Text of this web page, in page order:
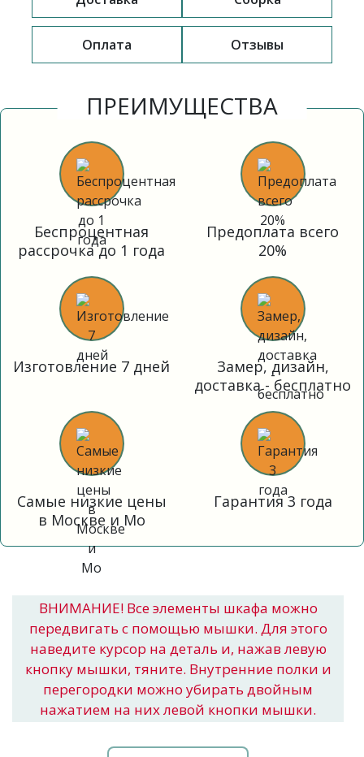
Оплата Отзывы
ПРЕИМУЩЕСТВА
Беспроцентная
рассрочка до 1 года
Предоплата всего
20%
Изготовление 7 дней
Замер, дизайн,
доставка - бесплатно
Самые низкие цены
в Москве и Мо
Гарантия 3 года
ВНИМАНИЕ! Все элементы шкафа можно
передвигать с помощью мышки. Для этого
наведите курсор на деталь и, нажав левую
кнопку мышки, тяните. Внутренние полки и
перегородки можно убирать двойным
нажатием на них левой кнопки мышки.